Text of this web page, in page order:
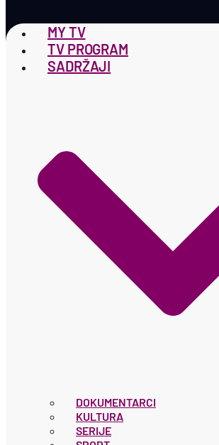
MY TV
TV PROGRAM
SADRŽAJI
DOKUMENTARCI
KULTURA
SERIJE